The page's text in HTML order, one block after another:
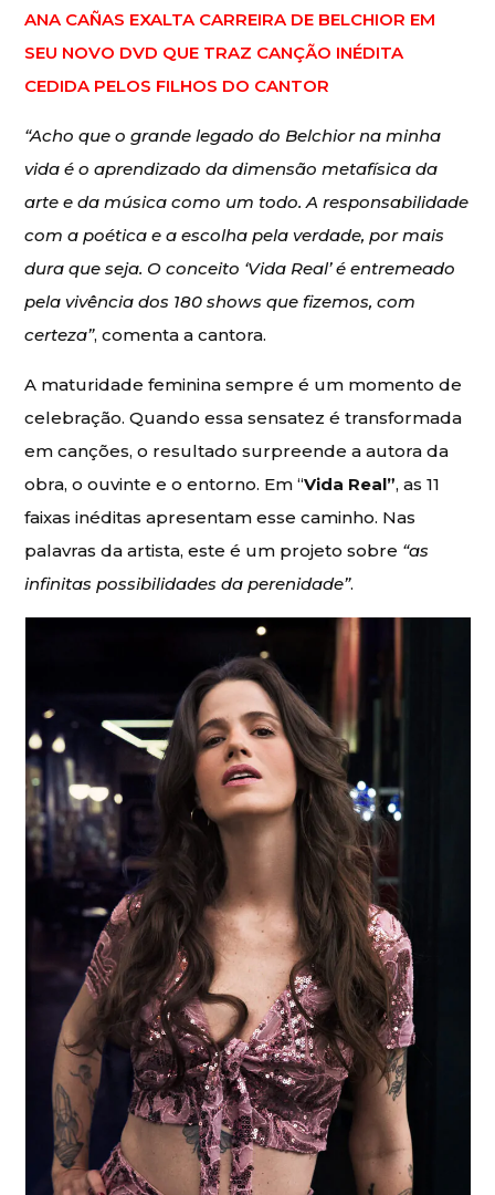
ANA CAÑAS EXALTA CARREIRA DE BELCHIOR EM
SEU NOVO DVD QUE TRAZ CANÇÃO INÉDITA
CEDIDA PELOS FILHOS DO CANTOR
“Acho que o grande legado do Belchior na minha
vida é o aprendizado da dimensão metafísica da
arte e da música como um todo. A responsabilidade
com a poética e a escolha pela verdade, por mais
dura que seja. O conceito ‘Vida Real’ é entremeado
pela vivência dos 180 shows que fizemos, com
certeza”, comenta a cantora.
A maturidade feminina sempre é um momento de
celebração. Quando essa sensatez é transformada
em canções, o resultado surpreende a autora da
obra, o ouvinte e o entorno. Em “Vida Real”, as 11
faixas inéditas apresentam esse caminho. Nas
palavras da artista, este é um projeto sobre “as
infinitas possibilidades da perenidade”.